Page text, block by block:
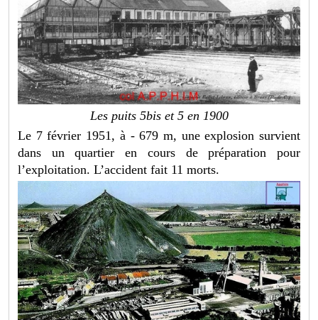
Les puits 5bis et 5 en 1900
Le 7 février 1951, à - 679 m, une explosion survient
dans un quartier en cours de préparation pour
l’exploitation. L’accident fait 11 morts.